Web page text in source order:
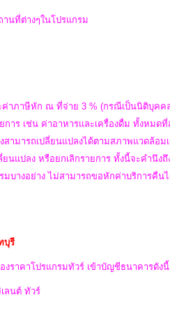
นที่ต่างๆในโปรแกรม
ค่าภาษีหัก ณ ที่จ่าย 3 % (กรณีเป็นนิติบุคค
การ เช่น ค่าอาหารและเครื่องดื่ม ทั้งหม
สามารถเปลี่ยนแปลงได้ตามสภาพแวดล้
นแปลง หรือยกเลิกรายการ ทั้งนี้จะคำนึ
มบางอย่าง ไม่สามารถขอหักค่าบริการคื
บุรี
งราคาโปรแกรมทัวร์ เข้าบัญชีธนาคารดังนี้
ลนต์ ทัวร์